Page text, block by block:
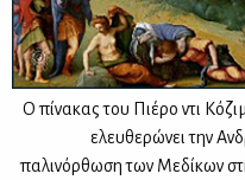
Ο πίνακας του Πιέρο ντι
ελευθερώνει την
παλινόρθωση των Μεδίκων